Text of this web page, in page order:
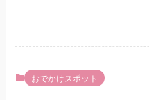
おでかけスポット